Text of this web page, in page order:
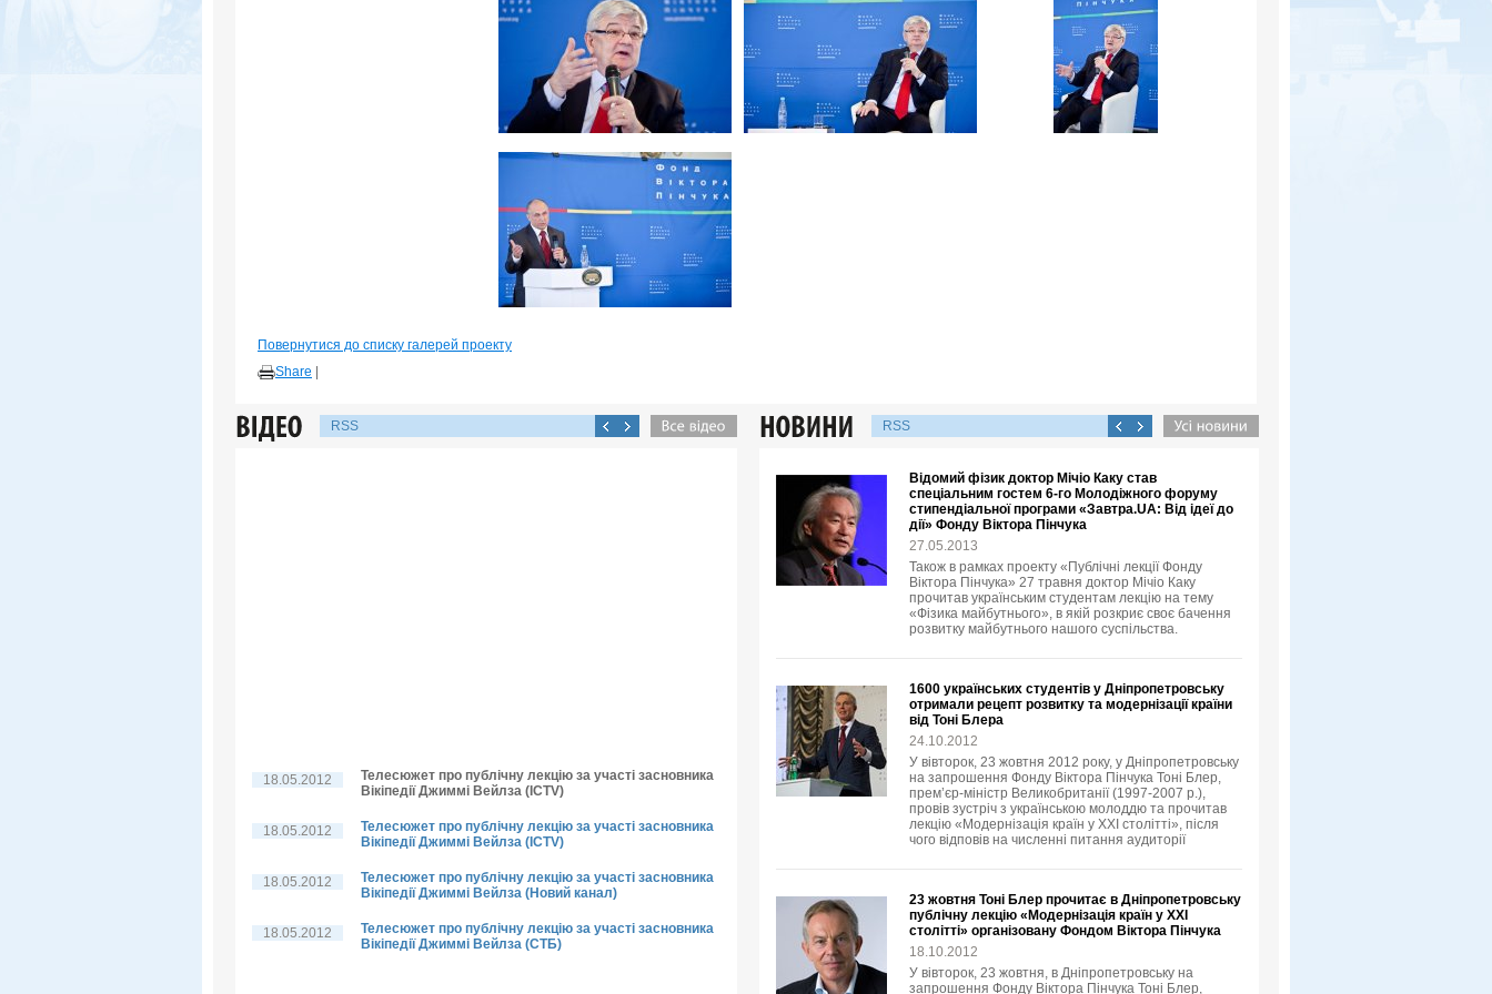
Повернутися до списку галерей проекту
Share
RSS
18.05.2012
Телесюжет про публічну лекцію за участі засновника
Вікіпедії Джиммі Вейлза (ICTV)
18.05.2012
Телесюжет про публічну лекцію за участі засновника
Вікіпедії Джиммі Вейлза (ICTV)
18.05.2012
Телесюжет про публічну лекцію за участі засновника
Вікіпедії Джиммі Вейлза (Новий канал)
18.05.2012
Телесюжет про публічну лекцію за участі засновника
Вікіпедії Джиммі Вейлза (СТБ)
RSS
Відомий фізик доктор Мічіо Каку став
спеціальним гостем 6-го Молодіжного форуму
стипендіальної програми «Завтра.UA: Від ідеї до
дії» Фонду Віктора Пінчука
27.05.2013
Також в рамках проекту «Публічні лекції Фонду
Віктора Пінчука» 27 травня доктор Мічіо Каку
прочитав українським студентам лекцію на тему
«Фізика майбутнього», в якій розкриє своє бачення
розвитку майбутнього нашого суспільства.
1600 українських студентів у Дніпропетровську
отримали рецепт розвитку та модернізації країни
від Тоні Блера
24.10.2012
У вівторок, 23 жовтня 2012 року, у Дніпропетровську
на запрошення Фонду Віктора Пінчука Тоні Блер,
прем’єр-міністр Великобританії (1997-2007 р.),
провів зустріч з українською молоддю та прочитав
лекцію «Модернізація країн у XXI столітті», після
чого відповів на численні питання аудиторії
23 жовтня Тоні Блер прочитає в Дніпропетровську
публічну лекцію «Модернізація країн у XXI
столітті» організовану Фондом Віктора Пінчука
18.10.2012
У вівторок, 23 жовтня, в Дніпропетровську на
запрошення Фонду Віктора Пінчука Тоні Блер,